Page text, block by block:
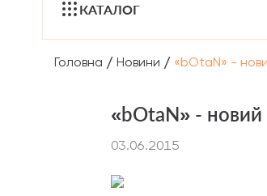
КАТАЛОГ
Головна / Новини / «bOtaN» -
«bOtaN» - новий
03.06.2015